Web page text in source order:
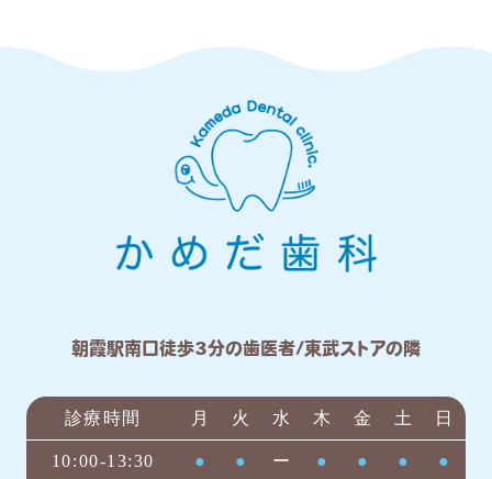
朝霞駅南口徒歩3分の歯医者/東武ストアの隣
診療時間 月 火 水 木 金 土 日
10:00-13:30 ● ● ー ● ● ● ●